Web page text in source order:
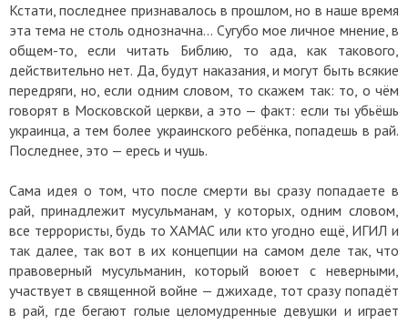
Кстати, последнее признавалось в прошлом, но в наше время
эта тема не столь однозначна... Сугубо мое личное мнение, в
общем-то, если читать Библию, то ада, как такового,
действительно нет. Да, будут наказания, и могут быть всякие
передряги, но, если одним словом, то скажем так: то, о чём
говорят в Московской церкви, а это — факт: если ты убьёшь
украинца, а тем более украинского ребёнка, попадешь в рай.
Последнее, это — ересь и чушь.
Сама идея о том, что после смерти вы сразу попадаете в
рай, принадлежит мусульманам, у которых, одним словом,
все террористы, будь то ХАМАС или кто угодно ещё, ИГИЛ и
так далее, так вот в их концепции на самом деле так, что
правоверный мусульманин, который воюет с неверными,
участвует в священной войне — джихаде, тот сразу попадёт
в рай, где бегают голые целомудренные девушки и играет